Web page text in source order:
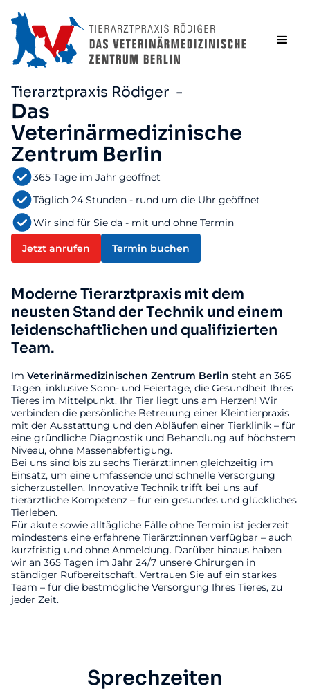
Tierarztpraxis Rödiger -
Das
Veterinärmedizinische
Zentrum Berlin
365 Tage im Jahr geöffnet
Täglich 24 Stunden - rund um die Uhr geöffnet
Wir sind für Sie da - mit und ohne Termin
Jetzt anrufen Termin buchen
Moderne Tierarztpraxis mit dem
neusten Stand der Technik und einem
leidenschaftlichen und qualifizierten
Team.
Im Veterinärmedizinischen Zentrum Berlin steht an 365
Tagen, inklusive Sonn- und Feiertage, die Gesundheit Ihres
Tieres im Mittelpunkt. Ihr Tier liegt uns am Herzen! Wir
verbinden die persönliche Betreuung einer Kleintierpraxis
mit der Ausstattung und den Abläufen einer Tierklinik – für
eine gründliche Diagnostik und Behandlung auf höchstem
Niveau, ohne Massenabfertigung.
Bei uns sind bis zu sechs Tierärzt:innen gleichzeitig im
Einsatz, um eine umfassende und schnelle Versorgung
sicherzustellen. Innovative Technik trifft bei uns auf
tierärztliche Kompetenz – für ein gesundes und glückliches
Tierleben.
Für akute sowie alltägliche Fälle ohne Termin ist jederzeit
mindestens eine erfahrene Tierärzt:innen verfügbar – auch
kurzfristig und ohne Anmeldung. Darüber hinaus haben
wir an 365 Tagen im Jahr 24/7 unsere Chirurgen in
ständiger Rufbereitschaft. Vertrauen Sie auf ein starkes
Team – für die bestmögliche Versorgung Ihres Tieres, zu
jeder Zeit.
Sprechzeiten